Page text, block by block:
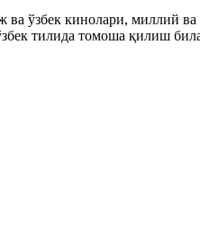
ўзбек кинолари, миллий ва
тилида томоша қилиш